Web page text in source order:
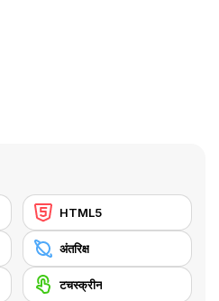
HTML5
अंतरिक्ष
टचस्क्रीन